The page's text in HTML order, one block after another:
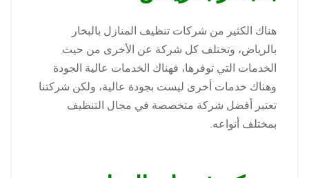
هناك الكثير من شركات تنظيف المنازل بالبخار
بالرياض، وتختلف كل شركة عن الأخرى من حيث
الخدمات التي توفرها، فهناك الخدمات عالية الجودة
وهناك خدمات أخرى ليست بجودة عالية، ولكن شركتنا
تعتبر أفضل شركة متخصصة في مجال التنظيف
بمختلف أنواعه.